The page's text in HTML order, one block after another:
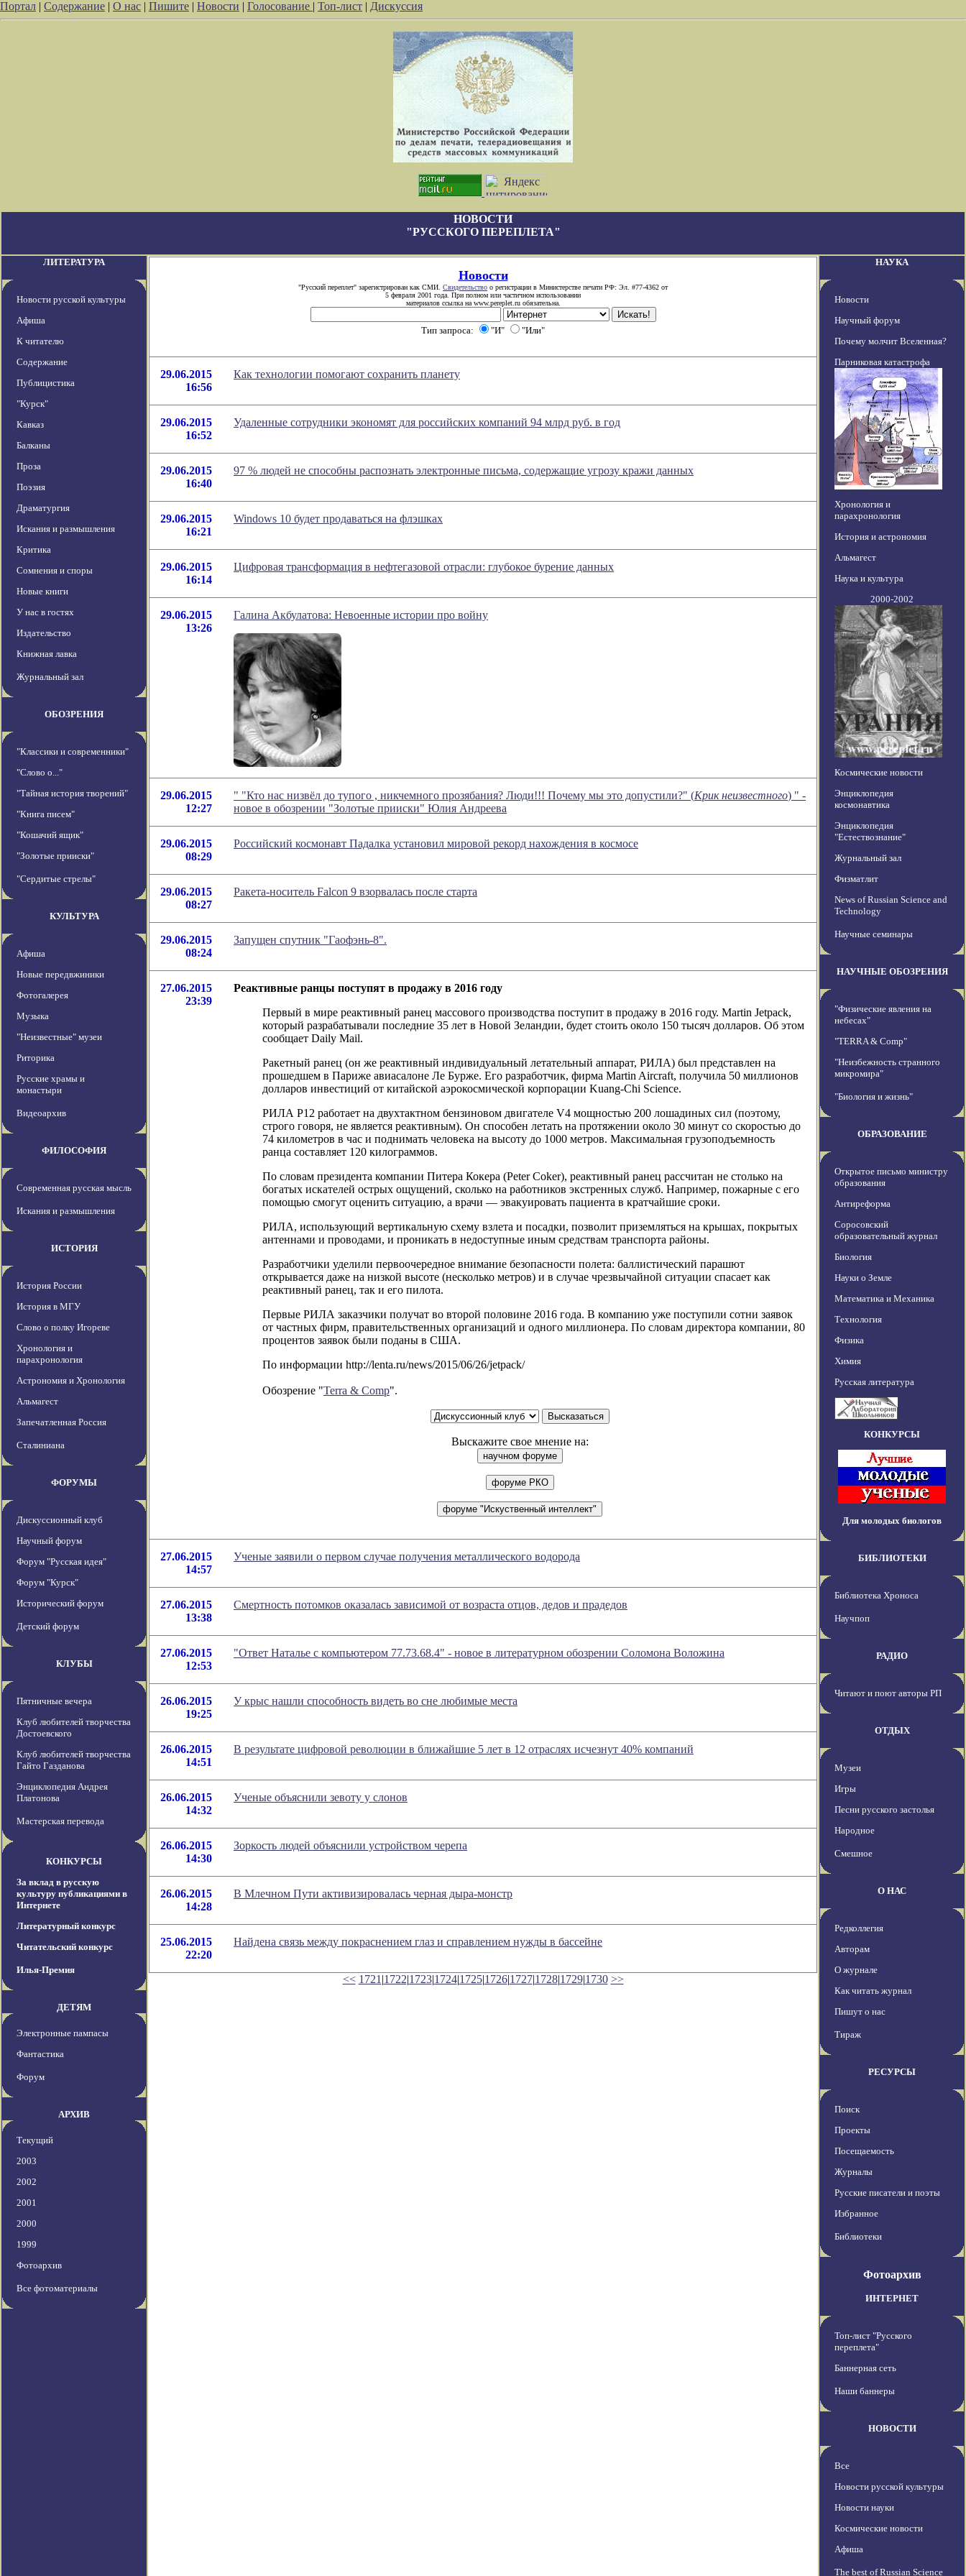
Портал | Содержание | О нас | Пишите | Новости | Голосование | Топ-лист | Дискуссия
НОВОСТИ
"РУССКОГО ПЕРЕПЛЕТА"
ЛИТЕРАТУРА
Новости русской культуры
Афиша
К читателю
Содержание
Публицистика
"Курск"
Кавказ
Балканы
Проза
Поэзия
Драматургия
Искания и размышления
Критика
Сомнения и споры
Новые книги
У нас в гостях
Издательство
Книжная лавка
Журнальный зал
ОБОЗРЕНИЯ
"Классики и современники"
"Слово о..."
"Тайная история творений"
"Книга писем"
"Кошачий ящик"
"Золотые прииски"
"Сердитые стрелы"
КУЛЬТУРА
Афиша
Новые передвжиники
Фотогалерея
Музыка
"Неизвестные" музеи
Риторика
Русские храмы и
монастыри
Видеоархив
ФИЛОСОФИЯ
Современная русская мысль
Искания и размышления
ИСТОРИЯ
История России
История в МГУ
Слово о полку Игореве
Хронология и
парахронология
Астрономия и Хронология
Альмагест
Запечатленная Россия
Сталиниана
ФОРУМЫ
Дискуссионный клуб
Научный форум
Форум "Русская идея"
Форум "Курск"
Исторический форум
Детский форум
КЛУБЫ
Пятничные вечера
Клуб любителей творчества
Достоевского
Клуб любителей творчества
Гайто Газданова
Энциклопедия Андрея
Платонова
Мастерская перевода
КОНКУРСЫ
За вклад в русскую
культуру публикациями в
Интернете
Литературный конкурс
Читательский конкурс
Илья-Премия
ДЕТЯМ
Электронные пампасы
Фантастика
Форум
АРХИВ
Текущий
2003
2002
2001
2000
1999
Фотоархив
Все фотоматериалы
Новости
"Русский переплет" зарегистрирован как СМИ. Свидетельство о регистрации в Министерстве печати РФ: Эл. #77-4362 от
5 февраля 2001 года. При полном или частичном использовании
материалов ссылка на www.pereplet.ru обязательна.
Тип запроса: "И" "Или"
29.06.2015
16:56
Как технологии помогают сохранить планету
29.06.2015
16:52
Удаленные сотрудники экономят для российских компаний 94 млрд руб. в год
29.06.2015
16:40
97 % людей не способны распознать электронные письма, содержащие угрозу кражи данных
29.06.2015
16:21
Windows 10 будет продаваться на флэшках
29.06.2015
16:14
Цифровая трансформация в нефтегазовой отрасли: глубокое бурение данных
29.06.2015
13:26
Галина Акбулатова: Невоенные истории про войну
29.06.2015
12:27
" "Кто нас низвёл до тупого , никчемного прозябания? Люди!!! Почему мы это допустили?" (Крик неизвестного) " -
новое в обозрении "Золотые прииски" Юлия Андреева
29.06.2015
08:29
Российский космонавт Падалка установил мировой рекорд нахождения в космосе
29.06.2015
08:27
Ракета-носитель Falcon 9 взорвалась после старта
29.06.2015
08:24
Запущен спутник "Гаофэнь-8".
27.06.2015
23:39
Реактивные ранцы поступят в продажу в 2016 году
Первый в мире реактивный ранец массового производства поступит в продажу в 2016 году. Martin Jetpack,
который разрабатывали последние 35 лет в Новой Зеландии, будет стоить около 150 тысяч долларов. Об этом
сообщает Daily Mail.
Ракетный ранец (он же реактивный индивидуальный летательный аппарат, РИЛА) был представлен на
прошедшем в Париже авиасалоне Ле Бурже. Его разработчик, фирма Martin Aircraft, получила 50 миллионов
долларов инвестиций от китайской аэрокосмической корпорации Kuang-Chi Science.
РИЛА P12 работает на двухтактном бензиновом двигателе V4 мощностью 200 лошадиных сил (поэтому,
строго говоря, не является реактивным). Он способен летать на протяжении около 30 минут со скоростью до
74 километров в час и поднимать человека на высоту до 1000 метров. Максимальная грузоподъемность
ранца составляет 120 килограммов.
По словам президента компании Питера Кокера (Peter Coker), реактивный ранец рассчитан не столько на
богатых искателей острых ощущений, сколько на работников экстренных служб. Например, пожарные с его
помощью смогут оценить ситуацию, а врачи — эвакуировать пациента в кратчайшие сроки.
РИЛА, использующий вертикальную схему взлета и посадки, позволит приземляться на крышах, покрытых
антеннами и проводами, и проникать в недоступные иным средствам транспорта районы.
Разработчики уделили первоочередное внимание безопасности полета: баллистический парашют
открывается даже на низкой высоте (несколько метров) и в случае чрезвычайной ситуации спасает как
реактивный ранец, так и его пилота.
Первые РИЛА заказчики получат во второй половине 2016 года. В компанию уже поступили сотни заявок
от частных фирм, правительственных организаций и одного миллионера. По словам директора компании, 80
процентов заявок были поданы в США.
По информации http://lenta.ru/news/2015/06/26/jetpack/
Обозрение "Terra & Comp".
Выскажите свое мнение на:
27.06.2015
14:57
Ученые заявили о первом случае получения металлического водорода
27.06.2015
13:38
Смертность потомков оказалась зависимой от возраста отцов, дедов и прадедов
27.06.2015
12:53
"Ответ Наталье с компьютером 77.73.68.4" - новое в литературном обозрении Соломона Воложина
26.06.2015
19:25
У крыс нашли способность видеть во сне любимые места
26.06.2015
14:51
В результате цифровой революции в ближайшие 5 лет в 12 отраслях исчезнут 40% компаний
26.06.2015
14:32
Ученые объяснили зевоту у слонов
26.06.2015
14:30
Зоркость людей объяснили устройством черепа
26.06.2015
14:28
В Млечном Пути активизировалась черная дыра-монстр
25.06.2015
22:20
Найдена связь между покраснением глаз и справлением нужды в бассейне
<< 1721 |1722|1723|1724|1725|1726|1727|1728|1729|1730 >>
НАУКА
Новости
Научный форум
Почему молчит Вселенная?
Парниковая катастрофа
Хронология и
парахронология
История и астрономия
Альмагест
Наука и культура
2000-2002
Космические новости
Энциклопедия
космонавтика
Энциклопедия
"Естествознание"
Журнальный зал
Физматлит
News of Russian Science and
Technology
Научные семинары
НАУЧНЫЕ ОБОЗРЕНИЯ
"Физические явления на
небесах"
"TERRA & Comp"
"Неизбежность странного
микромира"
"Биология и жизнь"
ОБРАЗОВАНИЕ
Открытое письмо министру
образования
Антиреформа
Соросовский
образовательный журнал
Биология
Науки о Земле
Математика и Механика
Технология
Физика
Химия
Русская литература
КОНКУРСЫ
Для молодых биологов
БИБЛИОТЕКИ
Библиотека Хроноса
Научпоп
РАДИО
Читают и поют авторы РП
ОТДЫХ
Музеи
Игры
Песни русского застолья
Народное
Смешное
О НАС
Редколлегия
Авторам
О журнале
Как читать журнал
Пишут о нас
Тираж
РЕСУРСЫ
Поиск
Проекты
Посещаемость
Журналы
Русские писатели и поэты
Избранное
Библиотеки
Фотоархив
ИНТЕРНЕТ
Топ-лист "Русского
переплета"
Баннерная сеть
Наши баннеры
НОВОСТИ
Все
Новости русской культуры
Новости науки
Космические новости
Афиша
The best of Russian Science